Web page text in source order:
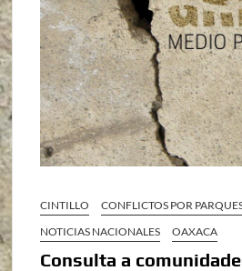
CINTILLO
CONFLICTOS POR
NOTICIAS NACIONALES
OAXACA
Consulta a